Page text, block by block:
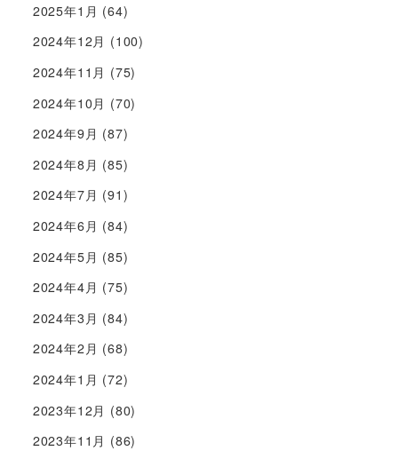
2025年1月 (64)
2024年12月 (100)
2024年11月 (75)
2024年10月 (70)
2024年9月 (87)
2024年8月 (85)
2024年7月 (91)
2024年6月 (84)
2024年5月 (85)
2024年4月 (75)
2024年3月 (84)
2024年2月 (68)
2024年1月 (72)
2023年12月 (80)
2023年11月 (86)